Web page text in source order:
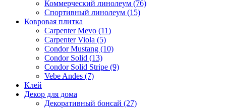
Коммерческий линолеум (76)
Спортивный линолеум (15)
Ковровая плитка
Carpenter Mevo (11)
Carpenter Viola (5)
Condor Mustang (10)
Condor Solid (13)
Condor Solid Stripe (9)
Vebe Andes (7)
Клей
Декор для дома
Декоративный бонсай (27)